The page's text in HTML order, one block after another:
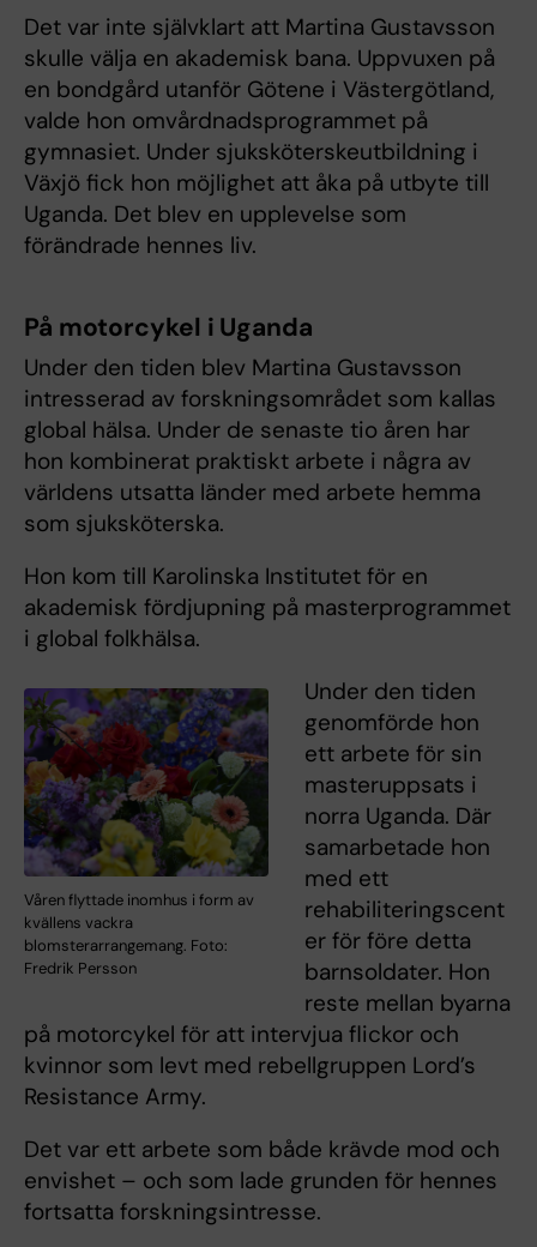
Det var inte självklart att Martina Gustavsson
skulle välja en akademisk bana. Uppvuxen på
en bondgård utanför Götene i Västergötland,
valde hon omvårdnadsprogrammet på
gymnasiet. Under sjuksköterskeutbildning i
Växjö fick hon möjlighet att åka på utbyte till
Uganda. Det blev en upplevelse som
förändrade hennes liv.
På motorcykel i Uganda
Under den tiden blev Martina Gustavsson
intresserad av forskningsområdet som kallas
global hälsa. Under de senaste tio åren har
hon kombinerat praktiskt arbete i några av
världens utsatta länder med arbete hemma
som sjuksköterska.
Hon kom till Karolinska Institutet för en
akademisk fördjupning på masterprogrammet
i global folkhälsa.
Våren flyttade inomhus i form av
kvällens vackra
blomsterarrangemang. Foto:
Fredrik Persson
Under den tiden
genomförde hon
ett arbete för sin
masteruppsats i
norra Uganda. Där
samarbetade hon
med ett
rehabiliteringscent
er för före detta
barnsoldater. Hon
reste mellan byarna
på motorcykel för att intervjua flickor och
kvinnor som levt med rebellgruppen Lord’s
Resistance Army.
Det var ett arbete som både krävde mod och
envishet – och som lade grunden för hennes
fortsatta forskningsintresse.